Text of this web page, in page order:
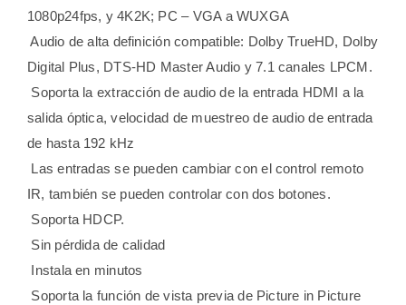
1080p24fps, y 4K2K; PC – VGA a WUXGA
 Audio de alta definición compatible: Dolby TrueHD, Dolby
Digital Plus, DTS-HD Master Audio y 7.1 canales LPCM.
 Soporta la extracción de audio de la entrada HDMI a la
salida óptica, velocidad de muestreo de audio de entrada
de hasta 192 kHz
 Las entradas se pueden cambiar con el control remoto
IR, también se pueden controlar con dos botones.
 Soporta HDCP.
 Sin pérdida de calidad
 Instala en minutos
 Soporta la función de vista previa de Picture in Picture